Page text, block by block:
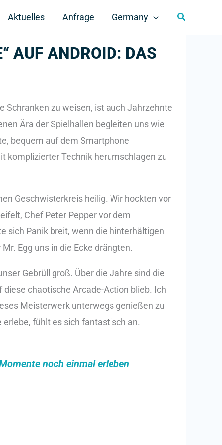
Aktuelles Anfrage Germany Search
AUF ANDROID: DAS
Schranken zu weisen, ist auch Jahrzehnte
Ära der Spielhallen begleiten uns wie
bequem auf dem Smartphone
komplizierter Technik herumschlagen zu
Geschwisterkreis heilig. Wir hockten vor
Chef Peter Pepper vor dem
sich Panik breit, wenn die hinterhältigen
Egg uns in die Ecke drängten.
Gebrüll groß. Über die Jahre sind die
chaotische Arcade-Action blieb. Ich
Meisterwerk unterwegs genießen zu
fühlt es sich fantastisch an.
noch einmal erleben